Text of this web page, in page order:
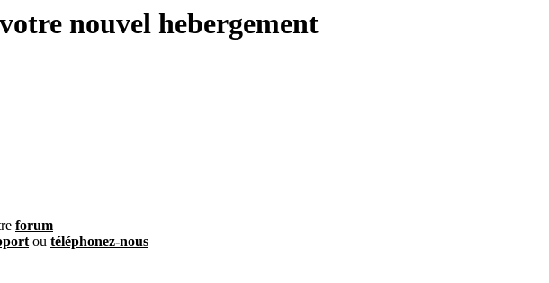
nouvel hebergement
forum
ou téléphonez-nous